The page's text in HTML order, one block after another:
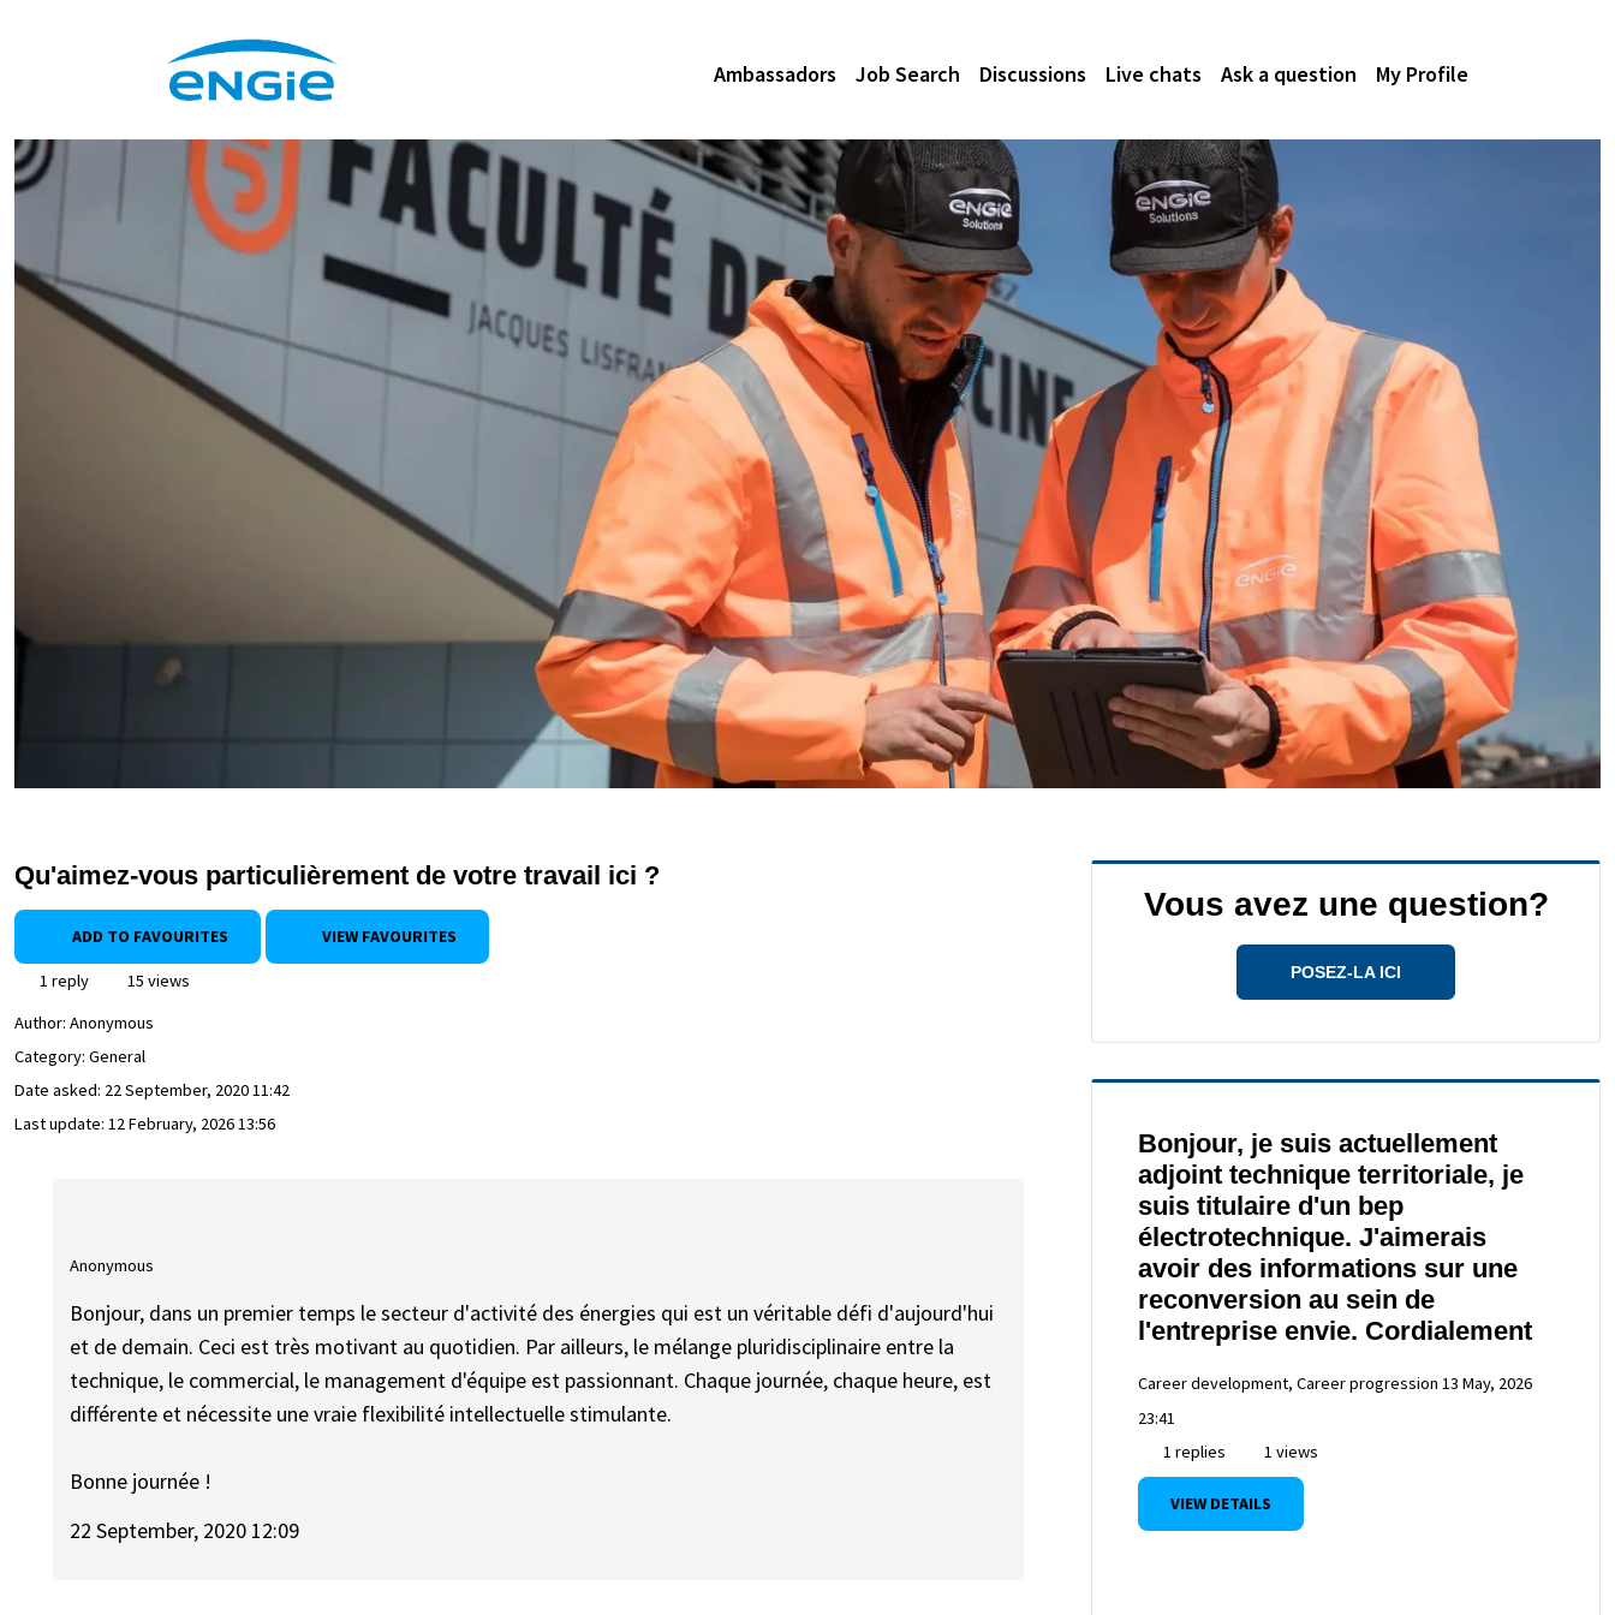
Ambassadors Job Search Discussions Live chats Ask a question My Profile
Qu'aimez-vous particulièrement de votre travail ici ?
ADD TO FAVOURITES VIEW FAVOURITES
1 reply
15 views
Author: Anonymous
Category: General
Date asked: 22 September, 2020 11:42
Last update: 12 February, 2026 13:56
Anonymous
Bonjour, dans un premier temps le secteur d'activité des énergies qui est un véritable défi d'aujourd'hui
et de demain. Ceci est très motivant au quotidien. Par ailleurs, le mélange pluridisciplinaire entre la
technique, le commercial, le management d'équipe est passionnant. Chaque journée, chaque heure, est
différente et nécessite une vraie flexibilité intellectuelle stimulante.
Bonne journée !
22 September, 2020 12:09
Vous avez une question?
POSEZ-LA ICI
Bonjour, je suis actuellement
adjoint technique territoriale, je
suis titulaire d'un bep
électrotechnique. J'aimerais
avoir des informations sur une
reconversion au sein de
l'entreprise envie. Cordialement
Career development, Career progression 13 May, 2026
23:41
1 replies
1 views
VIEW DETAILS